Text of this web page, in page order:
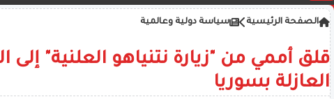
الصفحة الرئيسية سياسة دولية وعالمية
قلق أممي من "زيارة نتنياهو العلنية" إلى
العازلة بسوريا